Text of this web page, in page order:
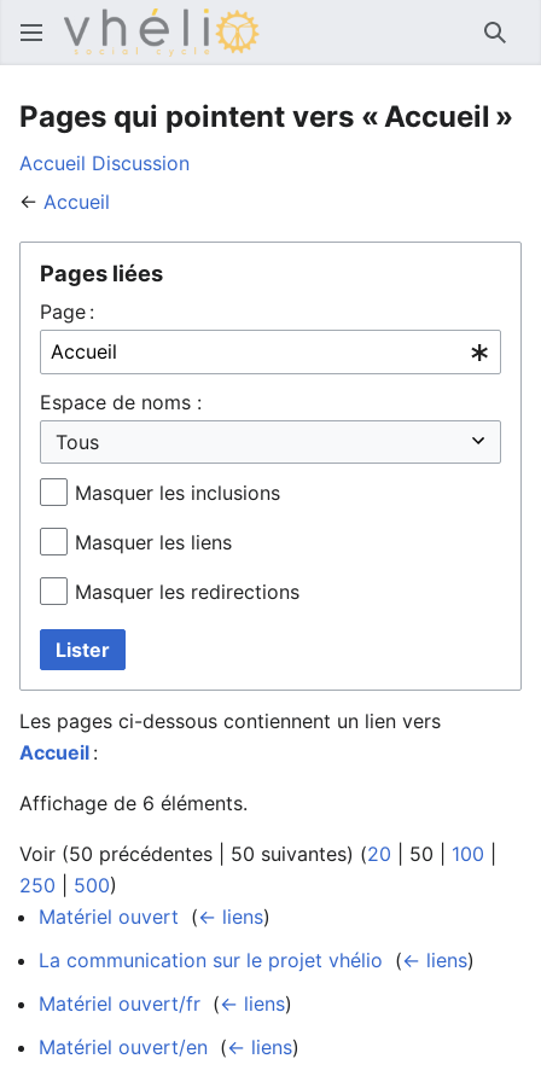
Pages qui pointent vers « Accueil »
Accueil Discussion
← Accueil
Pages liées
Page :
Espace de noms :
Masquer les inclusions
Masquer les liens
Masquer les redirections
Lister
Les pages ci-dessous contiennent un lien vers
Accueil :
Affichage de 6 éléments.
Voir (50 précédentes 50 suivantes) (20 50 100
250
500)
Matériel ouvert (← liens)
La communication sur le projet vhélio (← liens)
Matériel ouvert/fr (← liens)
Matériel ouvert/en (← liens)